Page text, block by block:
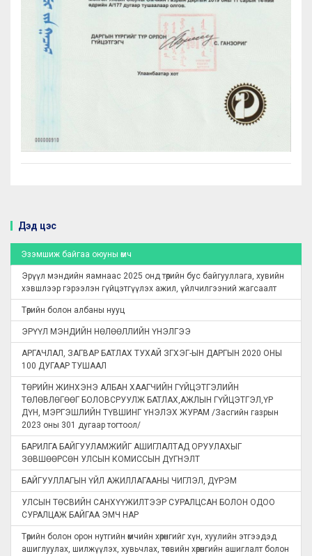
Дэд цэс
Эзэмшиж байгаа оюуны өмч
Эрүүл мэндийн яамнаас 2025 онд төрийн бус байгууллага, хувийн
хэвшлээр гэрээлэн гүйцэтгүүлэх ажил, үйлчилгээний жагсаалт
Төрийн болон албаны нууц
ЭРҮҮЛ МЭНДИЙН НӨЛӨӨЛЛИЙН ҮНЭЛГЭЭ
АРГАЧЛАЛ, ЗАГВАР БАТЛАХ ТУХАЙ ЗГХЭГ-ЫН ДАРГЫН 2020 ОНЫ
100 ДУГААР ТУШААЛ
ТӨРИЙН ЖИНХЭНЭ АЛБАН ХААГЧИЙН ГҮЙЦЭТГЭЛИЙН
ТӨЛӨВЛӨГӨӨГ БОЛОВСРУУЛЖ БАТЛАХ,АЖЛЫН ГҮЙЦЭТГЭЛ,ҮР
ДҮН, МЭРГЭШЛИЙН ТҮВШИНГ ҮНЭЛЭХ ЖУРАМ /Засгийн газрын
2023 оны 301 дугаар тогтоол/
БАРИЛГА БАЙГУУЛАМЖИЙГ АШИГЛАЛТАД ОРУУЛАХЫГ
ЗӨВШӨӨРСӨН УЛСЫН КОМИССЫН ДҮГНЭЛТ
БАЙГУУЛЛАГЫН ҮЙЛ АЖИЛЛАГААНЫ ЧИГЛЭЛ, ДҮРЭМ
УЛСЫН ТӨСВИЙН САНХҮҮЖИЛТЭЭР СУРАЛЦСАН БОЛОН ОДОО
СУРАЛЦАЖ БАЙГАА ЭМЧ НАР
Төрийн болон орон нутгийн өмчийн хөрөнгийг хүн, хуулийн этгээдэд
ашиглуулах, шилжүүлэх, хувьчлах, төсвийн хөрөнгийн ашиглалт болон